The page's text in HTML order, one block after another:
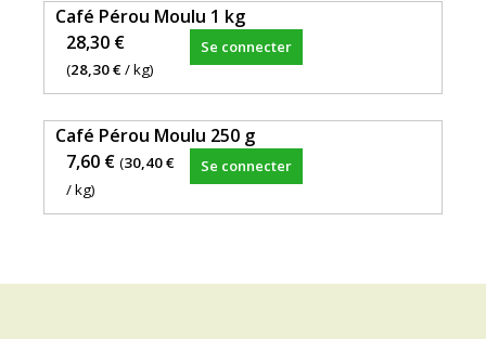
Café Pérou Moulu 1 kg
28,30 €
(28,30 €/ kg)
Se connecter
Café Pérou Moulu 250 g
7,60 € (30,40 €
/ kg)
Se connecter